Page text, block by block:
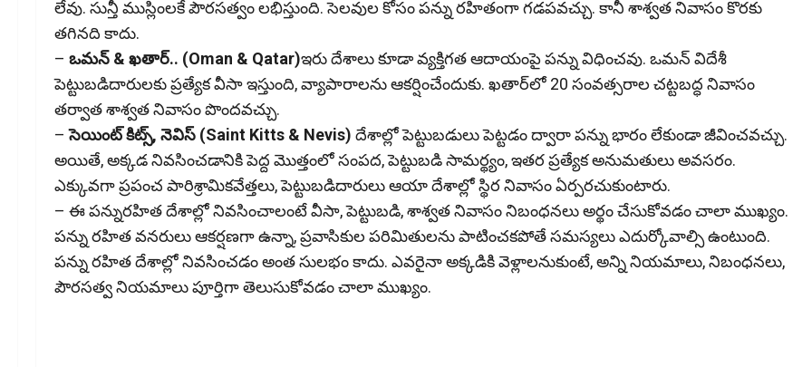
లేవు. సున్తీ ముస్లింలకే పౌరసత్వం లభిస్తుంది. సెలవుల కోసం పన్ను రహితంగా గడపవచ్చు. కానీ శాశ్వత నివాసం కొరకు
తగినది కాదు.
– ఒమన్ & ఖతార్.. (Oman & Qatar)ఇరు దేశాలు కూడా వ్యక్తిగత ఆదాయంపై పన్ను విధించవు. ఒమన్ విదేశీ
పెట్టుబడిదారులకు ప్రత్యేక వీసా ఇస్తుంది, వ్యాపారాలను ఆకర్షించేందుకు. ఖతార్‌లో 20 సంవత్సరాల చట్టబద్ధ నివాసం
తర్వాత శాశ్వత నివాసం పొందవచ్చు.
–సెయింట్ కిట్స్, నెవిస్ (Saint Kitts & Nevis) దేశాల్లో పెట్టుబడులు పెట్టడం ద్వారా పన్ను భారం లేకుండా జీవించవచ్చు.
అయితే, అక్కడ నివసించడానికి పెద్ద మొత్తంలో సంపద, పెట్టుబడి సామర్థ్యం, ఇతర ప్రత్యేక అనుమతులు అవసరం.
ఎక్కువగా ప్రపంచ పారిశ్రామికవేత్తలు, పెట్టుబడిదారులు ఆయా దేశాల్లో స్థిర నివాసం ఏర్ప‌రచుకుంటారు.
– ఈ పన్నురహిత దేశాల్లో నివసించాలంటే వీసా, పెట్టుబడి, శాశ్వత నివాసం నిబంధనలు అర్థం చేసుకోవడం చాలా ముఖ్యం.
పన్ను రహిత వనరులు ఆకర్షణగా ఉన్నా, ప్రవాసికుల పరిమితులను పాటించకపోతే సమస్యలు ఎదుర్కోవాల్సి ఉంటుంది.
పన్ను రహిత దేశాల్లో నివసించడం అంత సులభం కాదు. ఎవరైనా అక్కడికి వెళ్లాలనుకుంటే, అన్ని నియమాలు, నిబంధనలు,
పౌరసత్వ నియమాలు పూర్తిగా తెలుసుకోవడం చాలా ముఖ్యం.